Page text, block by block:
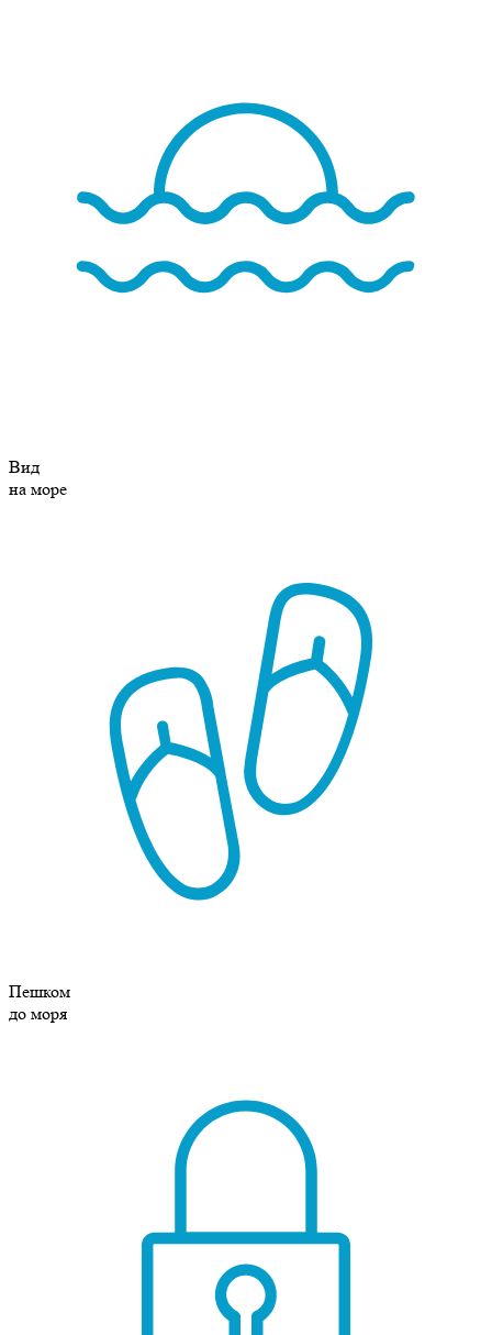
Вид
на море
Пешком
до моря